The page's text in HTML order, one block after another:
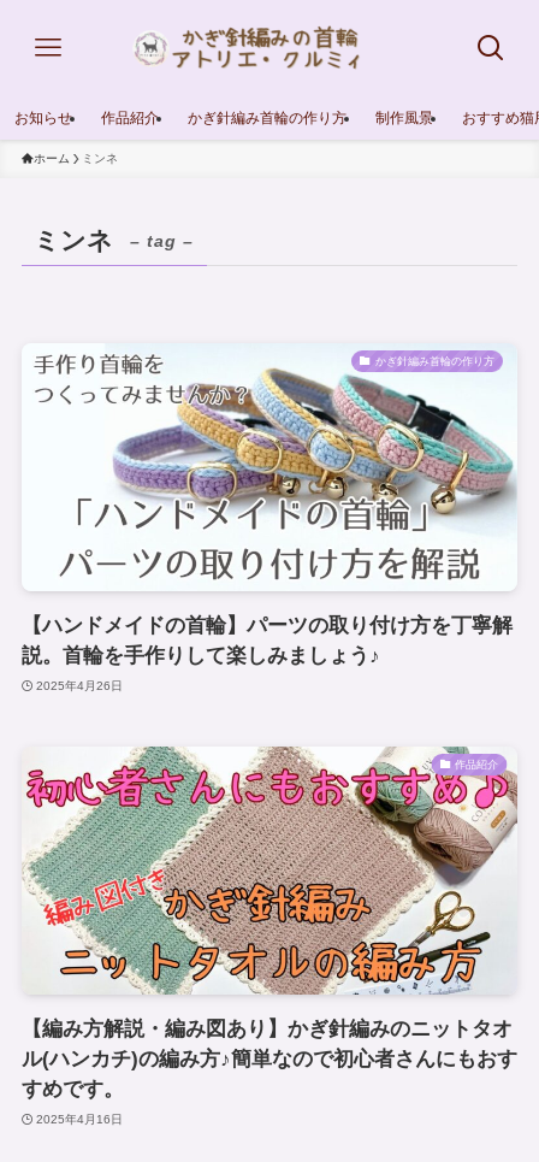
お知らせ 作品紹介 かぎ針編み首輪の作り方 制作風景 おすすめ猫
ホーム ミンネ
ミンネ – tag –
かぎ針編み首輪の作り方
【ハンドメイドの首輪】パーツの取り付け方を丁寧解
説。首輪を手作りして楽しみましょう♪
2025年4月26日
作品紹介
【編み方解説・編み図あり】かぎ針編みのニットタオ
ル(ハンカチ)の編み方♪簡単なので初心者さんにもおす
すめです。
2025年4月16日